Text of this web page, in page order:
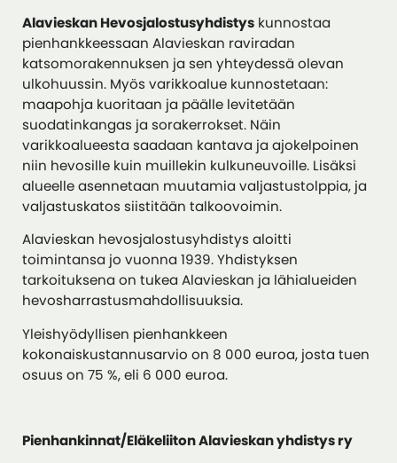
Alavieskan Hevosjalostusyhdistys kunnostaa
pienhankkeessaan Alavieskan raviradan
katsomorakennuksen ja sen yhteydessä olevan
ulkohuussin. Myös varikkoalue kunnostetaan:
maapohja kuoritaan ja päälle levitetään
suodatinkangas ja sorakerrokset. Näin
varikkoalueesta saadaan kantava ja ajokelpoinen
niin hevosille kuin muillekin kulkuneuvoille. Lisäksi
alueelle asennetaan muutamia valjastustolppia, ja
valjastuskatos siistitään talkoovoimin.
Alavieskan hevosjalostusyhdistys aloitti
toimintansa jo vuonna 1939. Yhdistyksen
tarkoituksena on tukea Alavieskan ja lähialueiden
hevosharrastusmahdollisuuksia.
Yleishyödyllisen pienhankkeen
kokonaiskustannusarvio on 8 000 euroa, josta tuen
osuus on 75 %, eli 6 000 euroa.
Pienhankinnat/Eläkeliiton Alavieskan yhdistys ry